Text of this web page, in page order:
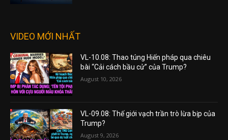
VIDEO MỚI NHẤT
VL-10.08: Thao túng Hiến pháp qua chiêu
bài “Cải cách bầu cử” của Trump?
August 10, 2026
VL-09.08: Thế giới vạch trần trò lừa bịp của
Trump?
August 9, 2026